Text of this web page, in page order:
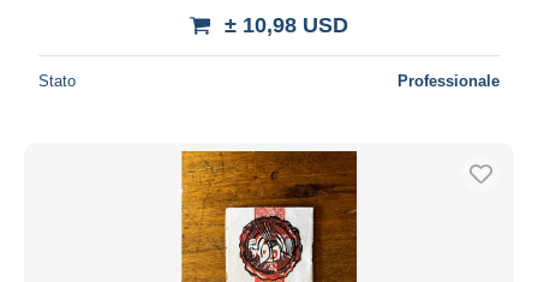
± 10,98 USD
Stato Professionale